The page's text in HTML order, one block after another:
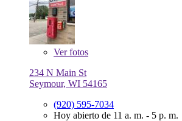
Verfotos
234 N Main St
Seymour, WI 54165
(920) 595-7034
Hoy abierto de 11 a. m. - 5 p. m.